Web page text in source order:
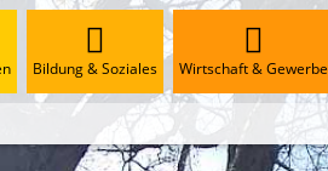
Bildung & Soziales Wirtschaft & Gewerbe